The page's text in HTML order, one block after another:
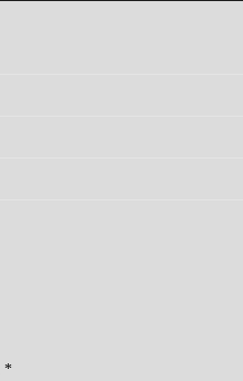
*